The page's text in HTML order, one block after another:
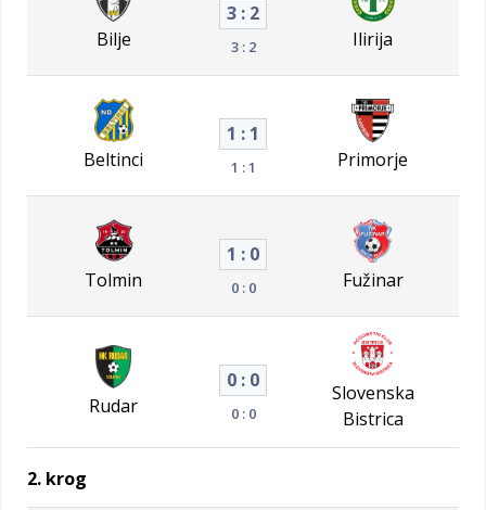
Bilje
3 : 2
3 : 2 Ilirija
Beltinci
1 : 1
1 : 1 Primorje
Tolmin
1 : 0
0 : 0 Fužinar
Rudar
0 : 0
0 : 0
Slovenska
Bistrica
2. krog